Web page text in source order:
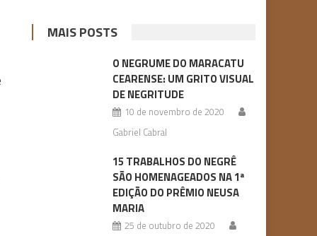
MAIS POSTS
O NEGRUME DO MARACATU
CEARENSE: UM GRITO VISUAL
DE NEGRITUDE
10 de novembro de 2020
Gabriel Cabral
15 TRABALHOS DO NEGRÊ
SÃO HOMENAGEADOS NA 1ª
EDIÇÃO DO PRÊMIO NEUSA
MARIA
25 de outubro de 2020